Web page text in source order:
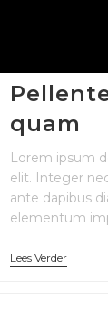
quam
Lorem ipsum
elit. Integer
ante dapibus
elementum
Lees Verder